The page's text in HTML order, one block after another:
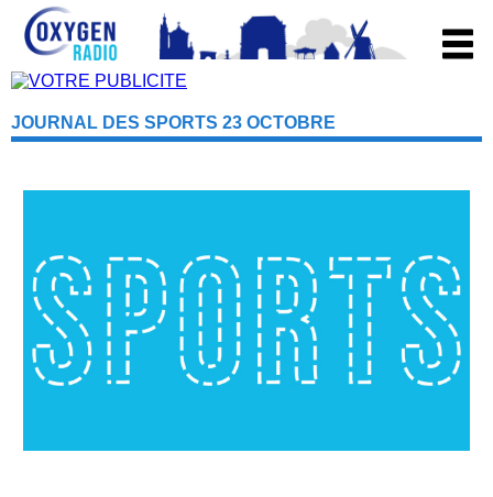
JOURNAL DES SPORTS 23 OCTOBRE